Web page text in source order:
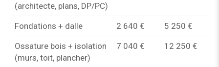
(architecte, plans, DP/PC)
Fondations + dalle 2 640 € 5 250 €
Ossature bois + isolation
(murs, toit, plancher)
7 040 € 12 250 €